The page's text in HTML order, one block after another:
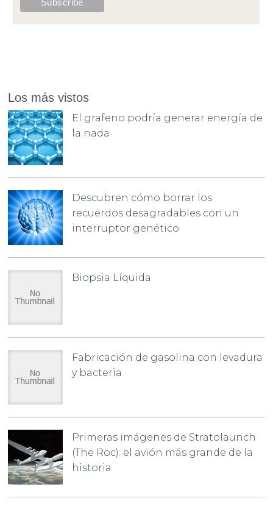
Los más vistos
El grafeno podría generar energía de
la nada
Descubren cómo borrar los
recuerdos desagradables con un
interruptor genético
Biopsia Líquida
Fabricación de gasolina con levadura
y bacteria
Primeras imágenes de Stratolaunch
(The Roc): el avión más grande de la
historia